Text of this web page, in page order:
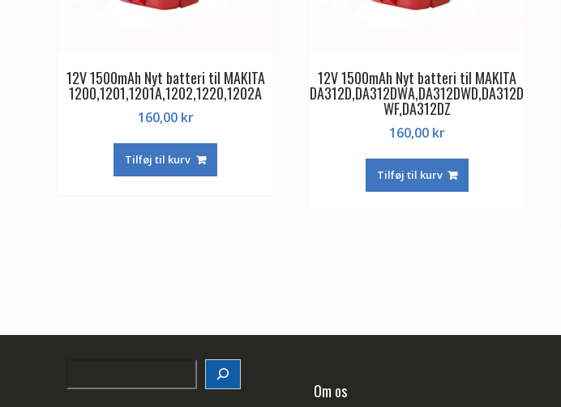
12V 1500mAh Nyt batteri til MAKITA
1200,1201,1201A,1202,1220,1202A
160,00 kr
Tilføj til kurv
12V 1500mAh Nyt batteri til MAKITA
DA312D,DA312DWA,DA312DWD,DA312D
WF,DA312DZ
160,00 kr
Tilføj til kurv
Om os